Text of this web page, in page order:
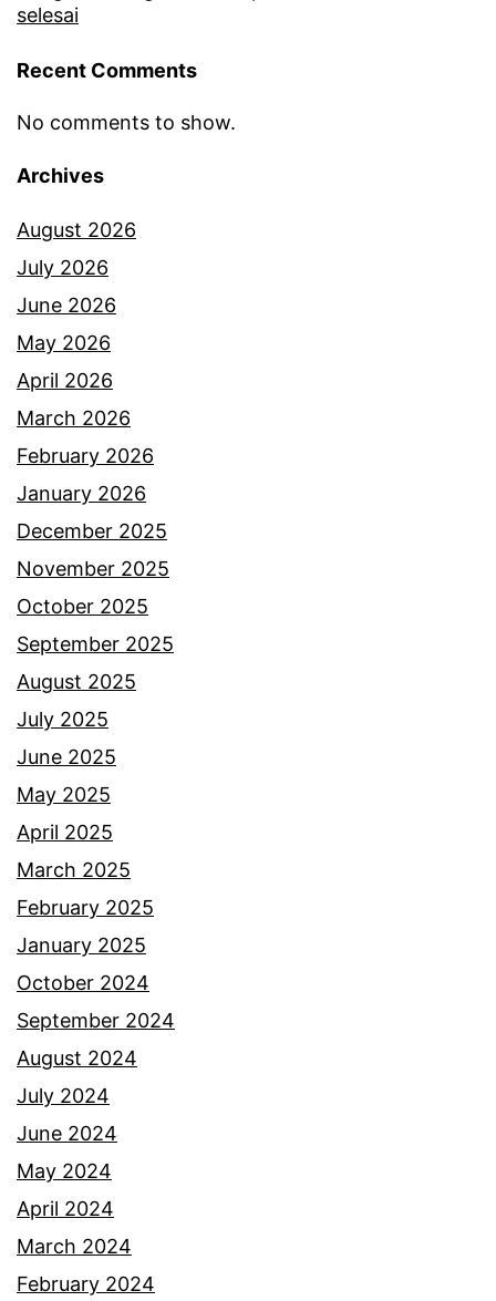
s
m
n
a
n
g
i
s
b
i
l
a
i
s
t
e
r
i
t
e
r
c
i
n
t
a
p
e
r
g
i
m
selesai
Recent Comments
No comments to show.
Archives
August 2026
July 2026
June 2026
May 2026
April 2026
March 2026
February 2026
January 2026
December 2025
November 2025
October 2025
September 2025
August 2025
July 2025
June 2025
May 2025
April 2025
March 2025
February 2025
January 2025
October 2024
September 2024
August 2024
July 2024
June 2024
May 2024
April 2024
March 2024
February 2024